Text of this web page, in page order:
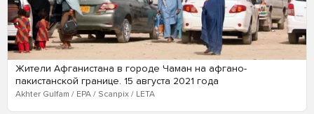
Жители Афганистана в городе Чаман на афгано-
пакистанской границе. 15 августа 2021 года
Akhter Gulfam / EPA / Scanpix / LETA